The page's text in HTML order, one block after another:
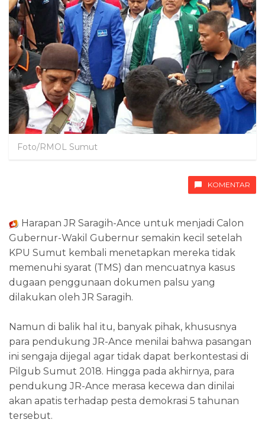
Foto/RMOL Sumut
KOMENTAR
Harapan JR Saragih-Ance untuk menjadi Calon
Gubernur-Wakil Gubernur semakin kecil setelah
KPU Sumut kembali menetapkan mereka tidak
memenuhi syarat (TMS) dan mencuatnya kasus
dugaan penggunaan dokumen palsu yang
dilakukan oleh JR Saragih.
Namun di balik hal itu, banyak pihak, khususnya
para pendukung JR-Ance menilai bahwa pasangan
ini sengaja dijegal agar tidak dapat berkontestasi di
Pilgub Sumut 2018. Hingga pada akhirnya, para
pendukung JR-Ance merasa kecewa dan dinilai
akan apatis terhadap pesta demokrasi 5 tahunan
tersebut.